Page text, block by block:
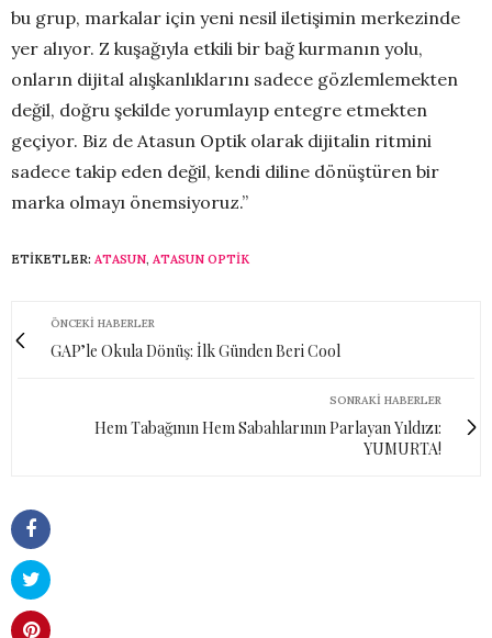
bu grup, markalar için yeni nesil iletişimin merkezinde
yer alıyor. Z kuşağıyla etkili bir bağ kurmanın yolu,
onların dijital alışkanlıklarını sadece gözlemlemekten
değil, doğru şekilde yorumlayıp entegre etmekten
geçiyor. Biz de Atasun Optik olarak dijitalin ritmini
sadece takip eden değil, kendi diline dönüştüren bir
marka olmayı önemsiyoruz.”
ETIKETLER: ATASUN, ATASUN OPTIK
ÖNCEKI HABERLER
GAP’le Okula Dönüş: İlk Günden Beri Cool
SONRAKI HABERLER
Hem Tabağının Hem Sabahlarının Parlayan Yıldızı:
YUMURTA!